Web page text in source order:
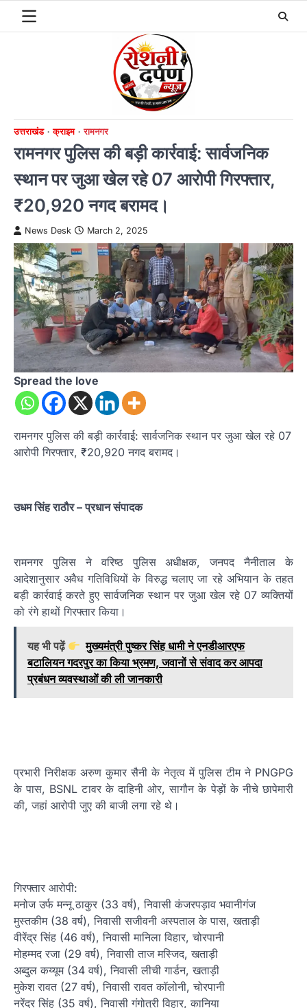
उत्तराखंड क्राइम रामनगर
रामनगर पुलिस की बड़ी कार्रवाई: सार्वजनिक
स्थान पर जुआ खेल रहे 07 आरोपी गिरफ्तार,
₹20,920 नगद बरामद।
News Desk March 2, 2025
Spread the love
रामनगर पुलिस की बड़ी कार्रवाई: सार्वजनिक स्थान पर जुआ खेल रहे 07
आरोपी गिरफ्तार, ₹20,920 नगद बरामद।
उधम सिंह राठौर – प्रधान संपादक
रामनगर पुलिस ने वरिष्ठ पुलिस अधीक्षक, जनपद नैनीताल के
आदेशानुसार अवैध गतिविधियों के विरुद्ध चलाए जा रहे अभियान के तहत
बड़ी कार्रवाई करते हुए सार्वजनिक स्थान पर जुआ खेल रहे 07 व्यक्तियों
को रंगे हाथों गिरफ्तार किया।
यह भी पढ़ें
मुख्यमंत्री पुष्कर सिंह धामी ने एनडीआरएफ
बटालियन गदरपुर का किया भ्रमण, जवानों से संवाद कर आपदा
प्रबंधन व्यवस्थाओं की ली जानकारी
प्रभारी निरीक्षक अरुण कुमार सैनी के नेतृत्व में पुलिस टीम ने PNGPG
के पास, BSNL टावर के दाहिनी ओर, सागौन के पेड़ों के नीचे छापेमारी
की, जहां आरोपी जुए की बाजी लगा रहे थे।
गिरफ्तार आरोपी:
मनोज उर्फ मन्नू ठाकुर (33 वर्ष), निवासी कंजरपड़ाव भवानीगंज
मुस्तकीम (38 वर्ष), निवासी सजीवनी अस्पताल के पास, खताड़ी
वीरेंद्र सिंह (46 वर्ष), निवासी मानिला विहार, चोरपानी
मोहम्मद रजा (29 वर्ष), निवासी ताज मस्जिद, खताड़ी
अब्दुल कय्यूम (34 वर्ष), निवासी लीची गार्डन, खताड़ी
मुकेश रावत (27 वर्ष), निवासी रावत कॉलोनी, चोरपानी
नरेंद्र सिंह (35 वर्ष), निवासी गंगोत्री विहार, कानिया